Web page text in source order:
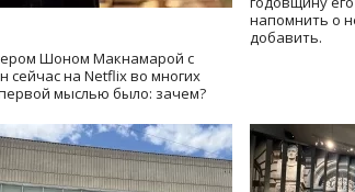
Шоном Макнамарой с
сейчас на Netflix во многих
мыслью было: зачем?
напомнить о
добавить.